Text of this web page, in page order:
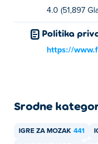
4.0 (51,897
Politika
https://
Srodne
IGRE ZA MOZAK 441